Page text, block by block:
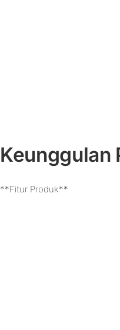
Keunggulan
**Fitur Produk**